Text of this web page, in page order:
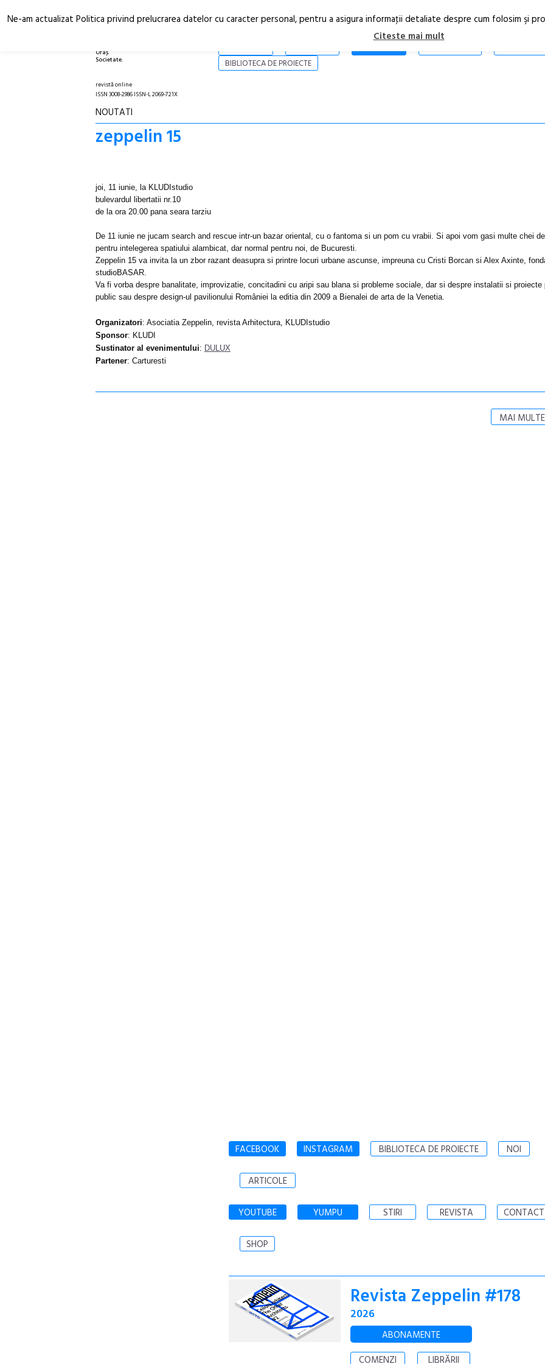
Oraș.
Societate.
STIRI
BIBLIOTECA DE PROIECTE
revistă online
ISSN 3008-2986 ISSN-L 2069-721X
NOUTATI
zeppelin 15
joi, 11 iunie, la KLUDIstudio
bulevardul libertatii nr.10
de la ora 20.00 pana seara tarziu
De 11 iunie ne jucam search and rescue intr-un bazar oriental, cu o fantoma si un pom cu vrabii. Si apoi vom gasi multe chei
pentru intelegerea spatiului alambicat, dar normal pentru noi, de Bucuresti.
Zeppelin 15 va invita la un zbor razant deasupra si printre locuri urbane ascunse, impreuna cu Cristi Borcan si Alex Axinte,
studioBASAR.
Va fi vorba despre banalitate, improvizatie, concitadini cu aripi sau blana si probleme sociale, dar si despre instalatii si proiecte
public sau despre design-ul pavilionului României la editia din 2009 a Bienalei de arta de la Venetia.
Organizatori: Asociatia Zeppelin, revista Arhitectura, KLUDIstudio
Sponsor: KLUDI
Sustinator al evenimentului: DULUX
Partener: Carturesti
MAI
Artown
FACEBOOK INSTAGRAM BIBLIOTECA DE PROIECTE NOI
ARTICOLE
YOUTUBE YUMPU STIRI REVISTA CONTACT
SHOP
Revista Zeppelin #178
2026
ABONAMENTE
COMENZI
LIBRĂRII
Ne-am actualizat Politica privind prelucrarea datelor cu caracter personal, pentru a asigura informaţii detaliate despre cum folosim şi
Citeste mai mult